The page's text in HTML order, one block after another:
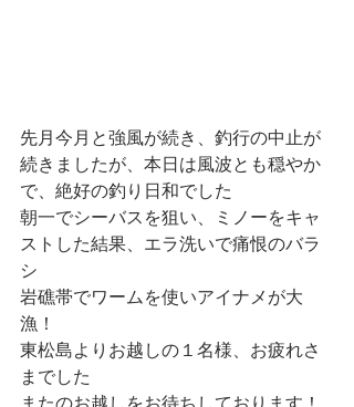
先月今月と強風が続き、釣行の中止が
続きましたが、本日は風波とも穏やか
で、絶好の釣り日和でした
朝一でシーバスを狙い、ミノーをキャ
ストした結果、エラ洗いで痛恨のバラ
シ
岩礁帯でワームを使いアイナメが大
漁！
東松島よりお越しの１名様、お疲れさ
までした